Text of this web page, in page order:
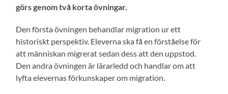
görs genom två korta övningar.
Den första övningen behandlar migration ur ett
historiskt perspektiv. Eleverna ska få en förståelse för
att människan migrerat sedan dess att den uppstod.
Den andra övningen är lärarledd och handlar om att
lyfta elevernas förkunskaper om migration.